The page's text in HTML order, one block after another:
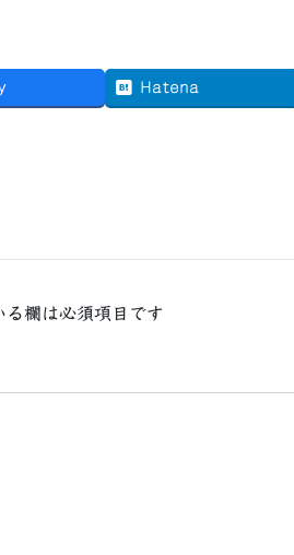
Hatena
る欄は必須項目です